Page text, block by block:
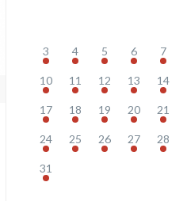
3 4 5 6 7
10 11 12 13 14
17 18 19 20 21
24 25 26 27 28
31